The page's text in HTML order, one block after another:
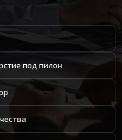
под пилон